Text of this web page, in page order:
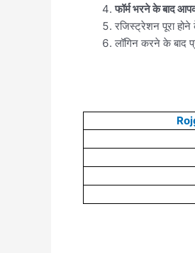
फॉर्म भरने के बाद
रजिस्ट्रेशन पूरा
लॉगिन करने के बाद